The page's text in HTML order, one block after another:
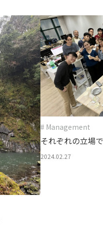
# Management
それぞれの立場
張
2024.02.27